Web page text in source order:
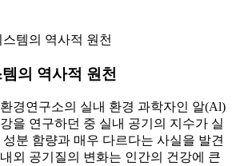
템의 역사적 원천
의 역사적 원천
경연구소의 실내 환경 과학자인 알(Al)
을 연구하던 중 실내 공기의 지수가 실
분 함량과 매우 다르다는 사실을 발견
외 공기질의 변화는 인간의 건강에 큰